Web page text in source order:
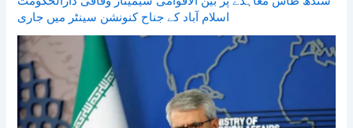
اسلام آباد کے جناح کنونشن سینٹر میں جاری